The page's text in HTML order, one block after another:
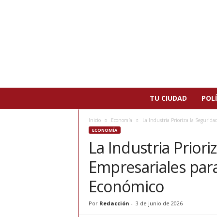
TU CIUDAD
Inicio Economía La Industria Prioriza la
ECONOMÍA
La Industria
Empresariales
Económico
Por Redacción - 3 de junio de 2026